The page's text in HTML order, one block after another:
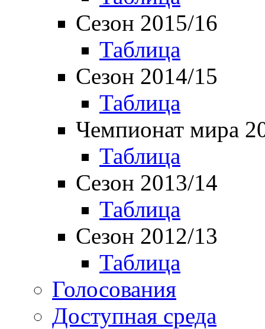
Сезон 2015/16
Таблица
Сезон 2014/15
Таблица
Чемпионат мира
Таблица
Сезон 2013/14
Таблица
Сезон 2012/13
Таблица
Голосования
Доступная среда